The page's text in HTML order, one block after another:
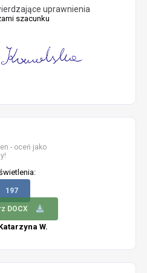
uprawnienia
szacunku
- oceń jako
197
DOCX
W.